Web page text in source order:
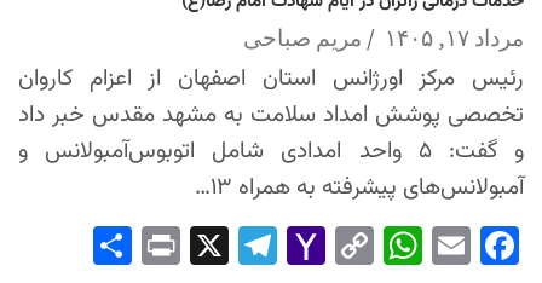
مرداد ۱۷, ۱۴۰۵ مریم صباحی
رئیس مرکز اورژانس استان اصفهان از اعزام کاروان
تخصصی پوشش امداد سلامت به مشهد مقدس خبر داد
و گفت: ۵ واحد امدادی شامل اتوبوس‌آمبولانس و
آمبولانس‌های پیشرفته به همراه ۱۳…
Fac
Em
Wh
Co
Yah
Tel
Pri